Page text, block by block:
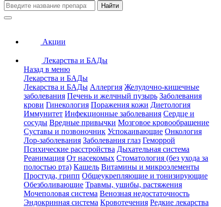
Найти
Акции
Лекарства и БАДы
Назад в меню
Лекарства и БАДы
Лекарства и БАДы Аллергия Желудочно-кишечные
заболевания Печень и желчный пузырь Заболевания
крови Гинекология Поражения кожи Диетология
Иммунитет Инфекционные заболевания Сердце и
сосуды Вредные привычки Мозговое кровообращение
Суставы и позвоночник Успокаивающие Онкология
Лор-заболевания Заболевания глаз Геморрой
Психические расстройства Дыхательная система
Реанимация От насекомых Стоматология (без ухода за
полостью рта) Кашель Витамины и микроэлементы
Простуда, грипп Общеукрепляющие и тонизирующие
Обезболивающие Травмы, ушибы, растяжения
Мочеполовая система Венозная недостаточность
Эндокринная система Кровотечения Редкие лекарства